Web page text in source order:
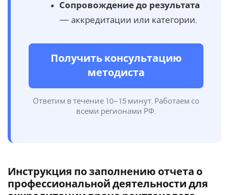
Сопровождение до результата
— аккредитации или категории.
Получить консультацию
методиста
Ответим в течение 10–15 минут. Работаем со
всеми регионами РФ.
Инструкция по заполнению отчета о
профессиональной деятельности для